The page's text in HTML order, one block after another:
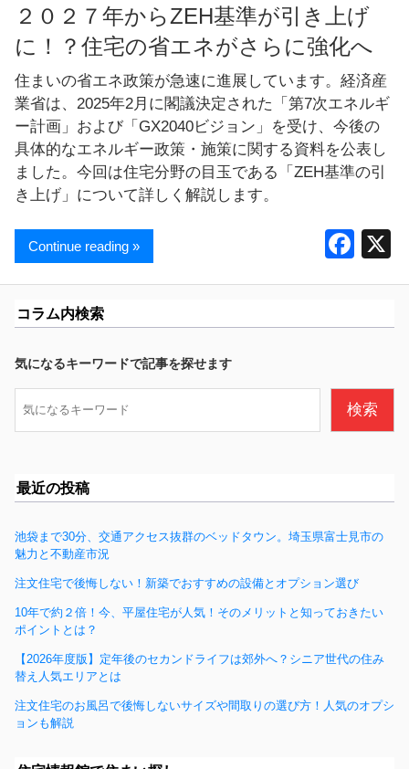
２０２７年からZEH基準が引き上げ
に！？住宅の省エネがさらに強化へ
住まいの省エネ政策が急速に進展しています。経済産
業省は、2025年2月に閣議決定された「第7次エネルギ
ー計画」および「GX2040ビジョン」を受け、今後の
具体的なエネルギー政策・施策に関する資料を公表し
ました。今回は住宅分野の目玉である「ZEH基準の引
き上げ」について詳しく解説します。
F
e
o
o
Continue reading »
コラム内検索
気になるキーワードで記事を探せます
索
検索
最近の投稿
池袋まで30分、交通アクセス抜群のベッドタウン。埼玉県富士見市の
魅力と不動産市況
注文住宅で後悔しない！新築でおすすめの設備とオプション選び
10年で約２倍！今、平屋住宅が人気！そのメリットと知っておきたい
ポイントとは？
【2026年度版】定年後のセカンドライフは郊外へ？シニア世代の住み
替え人気エリアとは
注文住宅のお風呂で後悔しないサイズや間取りの選び方！人気のオプシ
ョンも解説